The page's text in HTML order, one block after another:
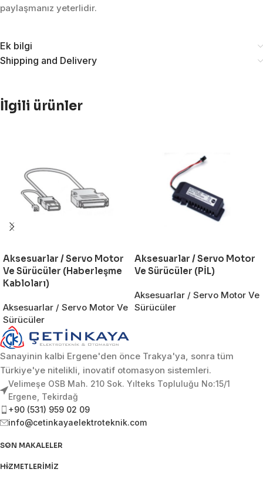
paylaşmanız yeterlidir.
Ek bilgi
Shipping and Delivery
İlgili ürünler
Aksesuarlar / Servo Motor
Ve Sürücüler (Haberleşme
Kabloları)
Aksesuarlar / Servo Motor Ve
Sürücüler
Aksesuarlar / Servo Motor
Ve Sürücüler (PİL)
Aksesuarlar / Servo Motor Ve
Sürücüler
Sanayinin kalbi Ergene'den önce Trakya'ya, sonra tüm
Türkiye'ye nitelikli, inovatif otomasyon sistemleri.
Velimeşe OSB Mah. 210 Sok. Yılteks Topluluğu No:15/1
Ergene, Tekirdağ
+90 (531) 959 02 09
info@cetinkayaelektroteknik.com
SON MAKALELER
HIZMETLERIMIZ